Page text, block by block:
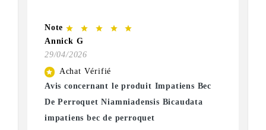
Note star star star star star
Annick G
29/04/2026
star
Achat Vérifié
Avis concernant le produit Impatiens Bec
De Perroquet Niamniadensis Bicaudata
impatiens bec de perroquet